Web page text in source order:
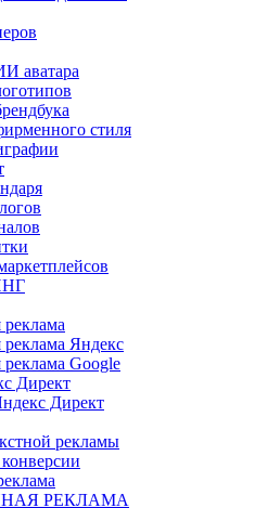
аватара
стиля
реклама
реклама Яндекс
реклама Google
Директ
Директ
рекламы
РЕКЛАМА